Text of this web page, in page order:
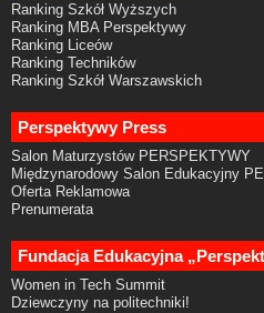
Ranking Szkół Wyższych
Ranking MBA Perspektywy
Ranking Liceów
Ranking Techników
Ranking Szkół Warszawskich
Perspektywy Press
Salon Maturzystów PERSPEKTYWY
Międzynarodowy Salon Edukacyjny
Oferta Reklamowa
Prenumerata
Fundacja Edukacyjna
Women in Tech Summit
Dziewczyny na politechniki!